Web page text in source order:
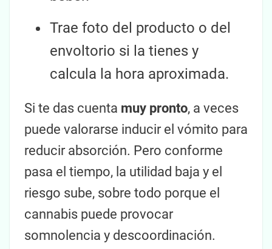
Trae foto del producto o del
envoltorio si la tienes y
calcula la hora aproximada.
Si te das cuenta muy pronto, a veces
puede valorarse inducir el vómito para
reducir absorción. Pero conforme
pasa el tiempo, la utilidad baja y el
riesgo sube, sobre todo porque el
cannabis puede provocar
somnolencia y descoordinación.